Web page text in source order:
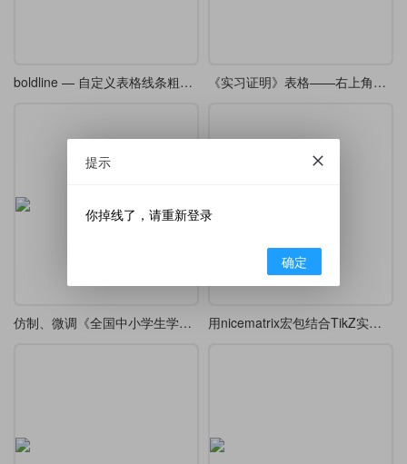
boldline — 自定义表格线条粗细宏包译介 《实习证明》表格——右上角带有连续数字编号
仿制、微调《全国中小学生学籍基础信息登记表》 用nicematrix宏包结合TikZ实现开平方竖式笔算排版
提示
你掉线了，请重新登录
确定